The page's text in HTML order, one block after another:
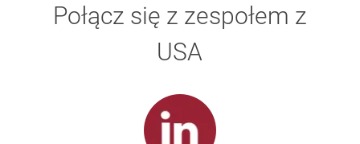
Połącz się z zespołem z
USA